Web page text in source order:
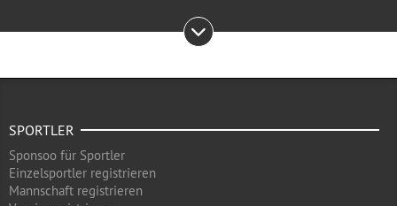
SPORTLER
Sponsoo für Sportler
Einzelsportler registrieren
Mannschaft registrieren